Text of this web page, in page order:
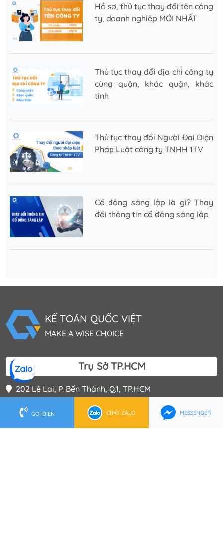
Hồ sơ, thủ tục thay đổi tên công
ty, doanh nghiệp MỚI NHẤT
Thủ tục thay đổi địa chỉ công ty
cùng quận, khác quận, khác
tỉnh
Thủ tục thay đổi Người Đại Diện
Pháp Luật công ty TNHH 1TV
Cổ đông sáng lập là gì? Thay
đổi thông tin cổ đông sáng lập
KẾ TOÁN QUỐC VIỆT
MAKE A WISE CHOICE
Trụ Sở TP.HCM
202 Lê Lai, P. Bến Thành, Q.1, TP.HCM
0902 553 555
(028) 62 737 888
GỌI ĐIỆN CHAT ZALO MESSENGER